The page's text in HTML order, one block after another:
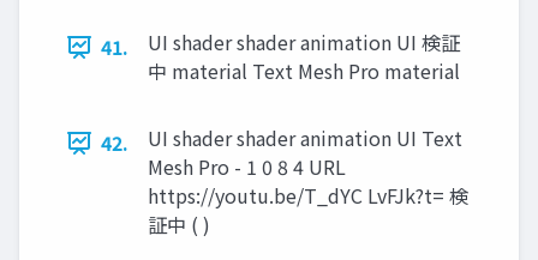
41.
UI shader shader animation UI 検証
中 material Text Mesh Pro material
42.
UI shader shader animation UI Text
Mesh Pro - 1 0 8 4 URL
https://youtu.be/T_dYC LvFJk?t= 検
証中 ( )